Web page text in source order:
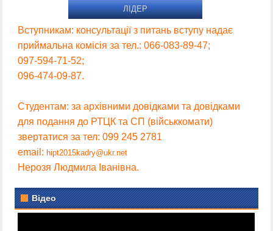
ЛІДЕР
Вступникам: консультації з питань вступу надає
приймальна комісія за тел.: 066-083-89-47;
097-594-71-52;
096-474-09-87.
Студентам: за архівними довідками та довідками
для подання до РТЦК та СП (військкомати)
звертатися за тел: 099 245 2781
email:hipt2015kadry@ukr.net
Нерозя Людмила Іванівна.
Відео